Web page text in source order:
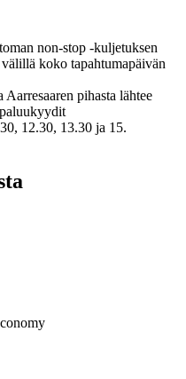
non-stop -kuljetuksen
koko tapahtumapäivän
pihasta lähtee
12.30, 13.30 ja 15.